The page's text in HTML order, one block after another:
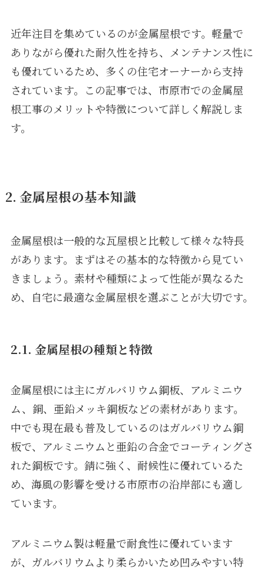
近年注目を集めているのが金属屋根です。軽量で
ありながら優れた耐久性を持ち、メンテナンス性に
も優れているため、多くの住宅オーナーから支持
されています。この記事では、市原市での金属屋
根工事のメリットや特徴について詳しく解説しま
す。
2. 金属屋根の基本知識
金属屋根は一般的な瓦屋根と比較して様々な特長
があります。まずはその基本的な特徴から見てい
きましょう。素材や種類によって性能が異なるた
め、自宅に最適な金属屋根を選ぶことが大切です。
2.1. 金属屋根の種類と特徴
金属屋根には主にガルバリウム鋼板、アルミニウ
ム、銅、亜鉛メッキ鋼板などの素材があります。
中でも現在最も普及しているのはガルバリウム鋼
板で、アルミニウムと亜鉛の合金でコーティングさ
れた鋼板です。錆に強く、耐候性に優れているた
め、海風の影響を受ける市原市の沿岸部にも適し
ています。
アルミニウム製は軽量で耐食性に優れています
が、ガルバリウムより柔らかいため凹みやすい特